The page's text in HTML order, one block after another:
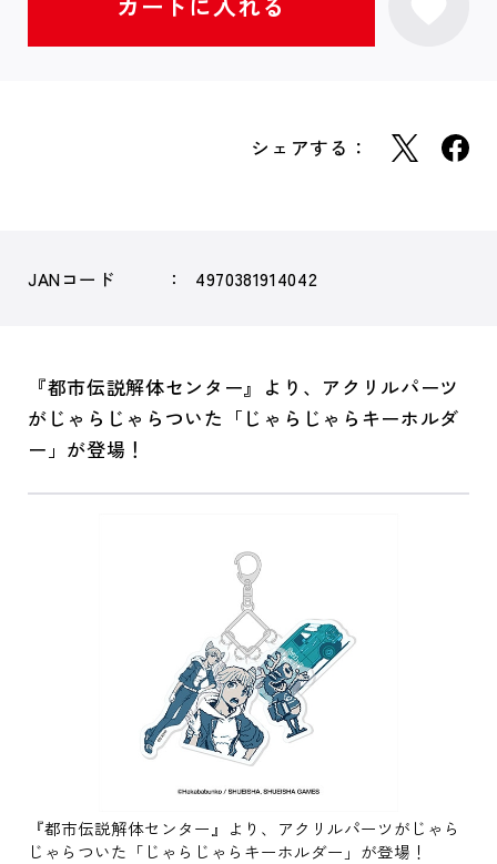
シェアする：
JANコード 4970381914042
『都市伝説解体センター』より、アクリルパーツ
がじゃらじゃらついた「じゃらじゃらキーホルダ
ー」が登場！
『都市伝説解体センター』より、アクリルパーツがじゃら
じゃらついた「じゃらじゃらキーホルダー」が登場！